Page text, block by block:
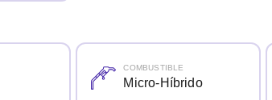
COMBUSTIBLE
Micro-Híbrido